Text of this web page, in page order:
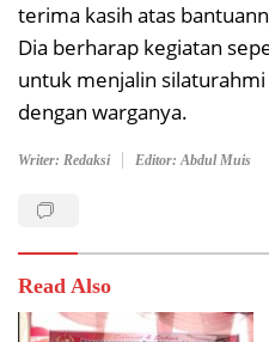
terima kasih atas
Dia berharap kegiatan
untuk menjalin
dengan warganya.
Writer: Redaksi Editor: Abdul Muis
Read Also